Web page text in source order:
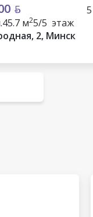
45.7 м25/5 этаж
2, Минск